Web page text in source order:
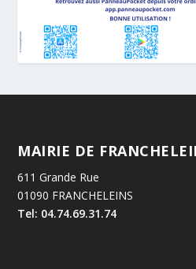
MAIRIE DE
611 Grande Rue
01090 FRANCHELEINS
Tel: 04.74.69.31.74